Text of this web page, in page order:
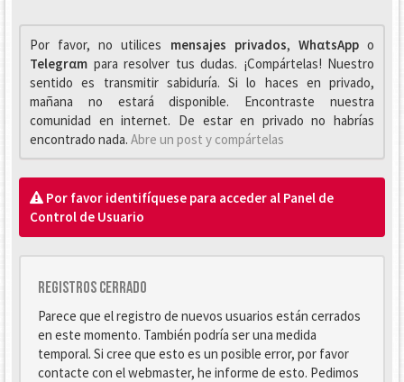
Por favor, no utilices mensajes privados, WhαtsAppo
Telegrαm para resolver tus dudas. ¡Compártelas! Nuestro
sentido es transmitir sabiduría. Si lo haces en privado,
mañana no estará disponible. Encontraste nuestra
comunidad en internet. De estar en privado no habrías
encontrado nada. Abre un post y compártelas
Por favor identifíquese para acceder al Panel de
Control de Usuario
Registros cerrado
Parece que el registro de nuevos usuarios están cerrados
en este momento. También podría ser una medida
temporal. Si cree que esto es un posible error, por favor
contacte con el webmaster, he informe de esto. Pedimos